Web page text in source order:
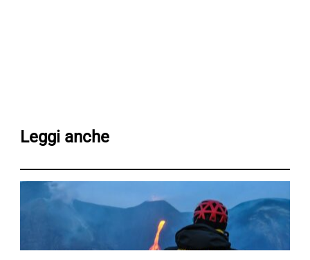
Leggi anche